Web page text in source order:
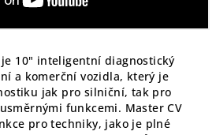
je 10" inteligentní diagnostický
a komerční vozidla, který je
jak pro silniční, tak pro
funkcemi. Master CV
pro techniky, jako je plné